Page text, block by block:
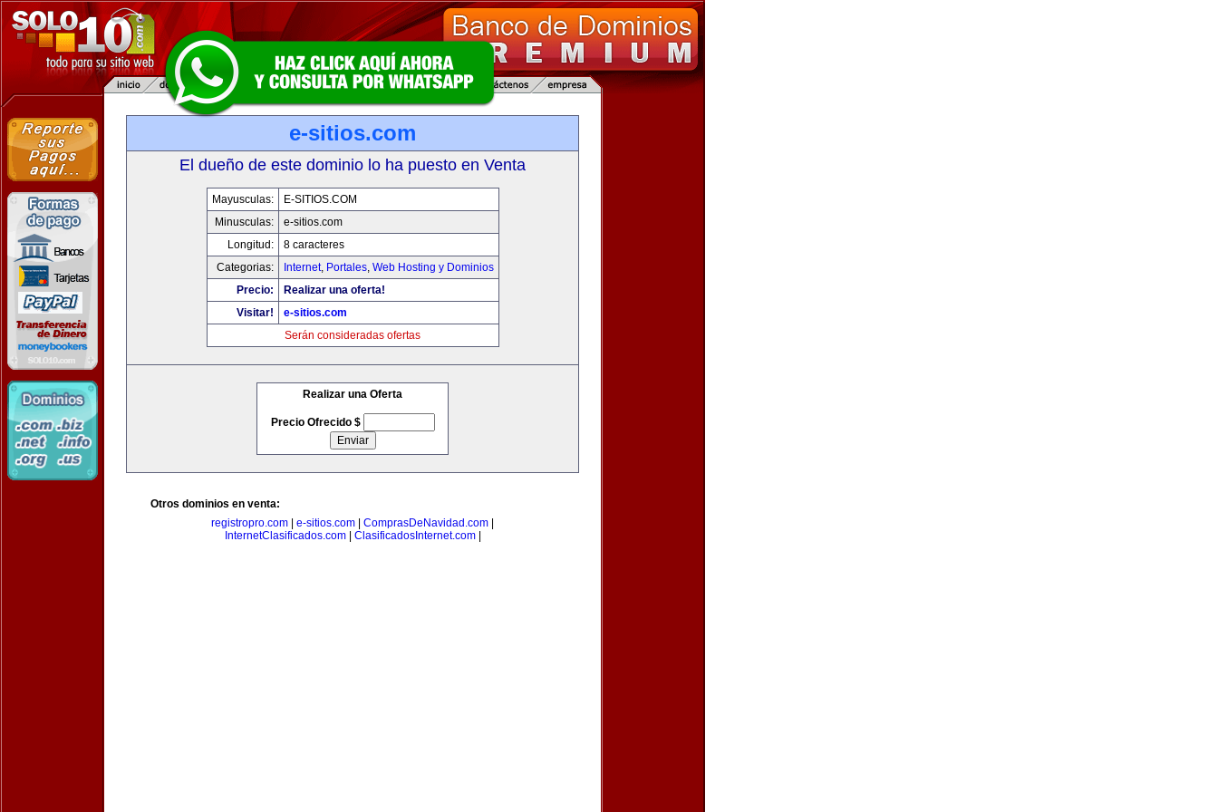
e-sitios.com
El dueño de este dominio lo ha puesto en Venta
Mayusculas:
E-SITIOS.COM
Minusculas:
e-sitios.com
Longitud:
8 caracteres
Categorias:
Internet, Portales, Web Hosting y Dominios
Precio:
Realizar una oferta!
Visitar!
e-sitios.com
Serán consideradas ofertas
Realizar una Oferta
Precio Ofrecido $
Otros dominios en venta:
registropro.com
e-sitios.com ComprasDeNavidad.com
InternetClasificados.com| ClasificadosInternet.com|